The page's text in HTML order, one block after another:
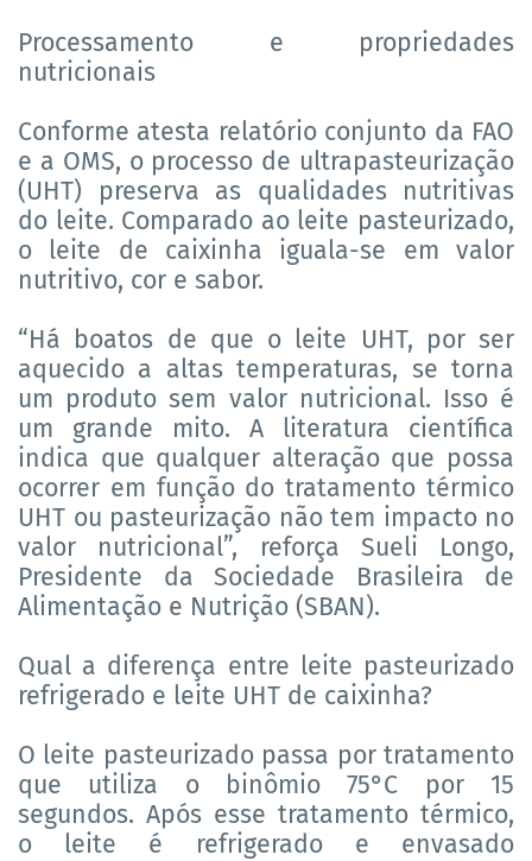
Processamento e propriedades
nutricionais
Conforme atesta relatório conjunto da FAO
e a OMS, o processo de ultrapasteurização
(UHT) preserva as qualidades nutritivas
do leite. Comparado ao leite pasteurizado,
o leite de caixinha iguala-se em valor
nutritivo, cor e sabor.
“Há boatos de que o leite UHT, por ser
aquecido a altas temperaturas, se torna
um produto sem valor nutricional. Isso é
um grande mito. A literatura científica
indica que qualquer alteração que possa
ocorrer em função do tratamento térmico
UHT ou pasteurização não tem impacto no
valor nutricional”, reforça Sueli Longo,
Presidente da Sociedade Brasileira de
Alimentação e Nutrição (SBAN).
­­­Qual a diferença entre leite pasteurizado
refrigerado e leite UHT de caixinha?
O leite pasteurizado passa por tratamento
que utiliza o binômio 75°C por 15
segundos. Após esse tratamento térmico,
o leite é refrigerado e envasado